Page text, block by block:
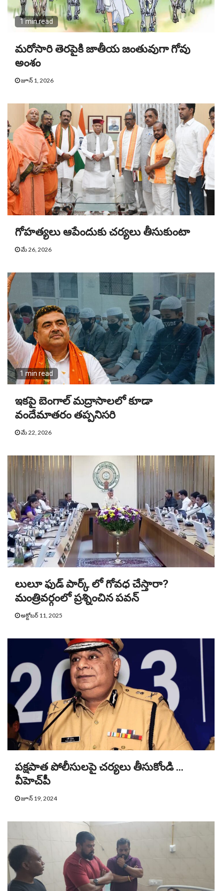
1 min read
మరోసారి తెరపైకి జాతీయ జంతువుగా గోవు
అంశం
జూన్ 1, 2026
గోహత్యలు ఆపేందుకు చర్యలు తీసుకుంటా
మే 26, 2026
1 min read
ఇకపై బెంగాల్ మద్రాసాలలో కూడా
వందేమాతరం తప్పనిసరి
మే 22, 2026
లులూ ఫుడ్ పార్క్ లో గోవధ చేస్తారా?
మంత్రివర్గంలో ప్రశ్నించిన పవన్
అక్టోబర్ 11, 2025
పక్షపాత పోలీసులపై చర్యలు తీసుకోండి …
వీహెచ్‌పీ
జూన్ 19, 2024